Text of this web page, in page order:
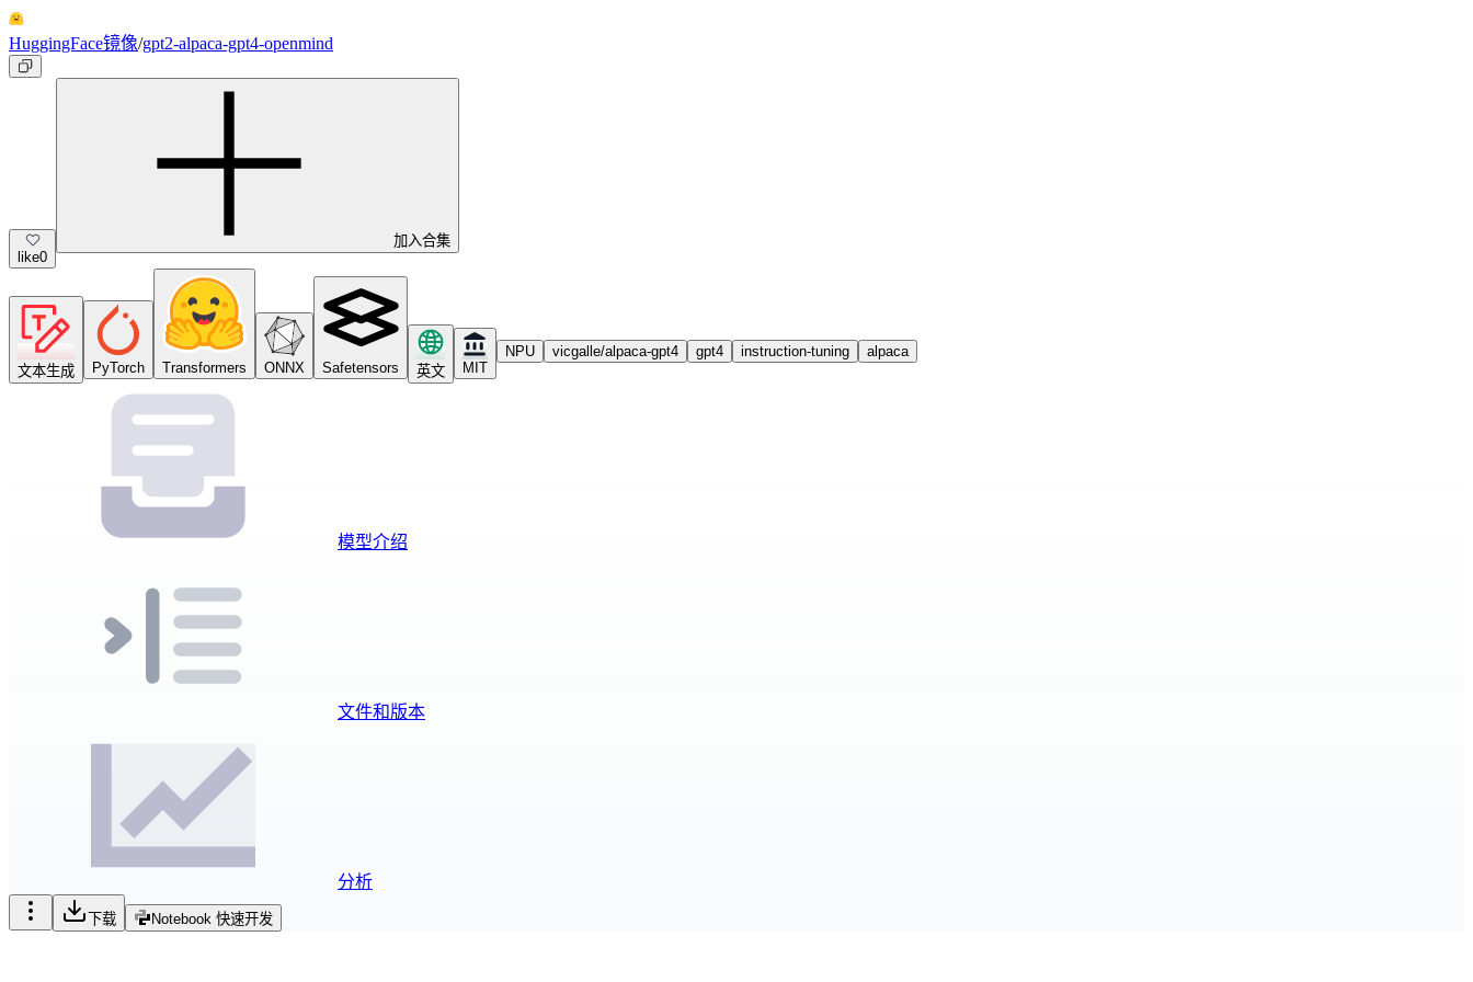
HuggingFace镜像/gpt2-alpaca-gpt4-openmind
like0
加入合集
文本生成 PyTorch Transformers ONNX Safetensors 英文 MIT
NPU vicgalle/alpaca-gpt4 gpt4 instruction-tuning alpaca
模型介绍
文件和版本
分析
下载 Notebook 快速开发